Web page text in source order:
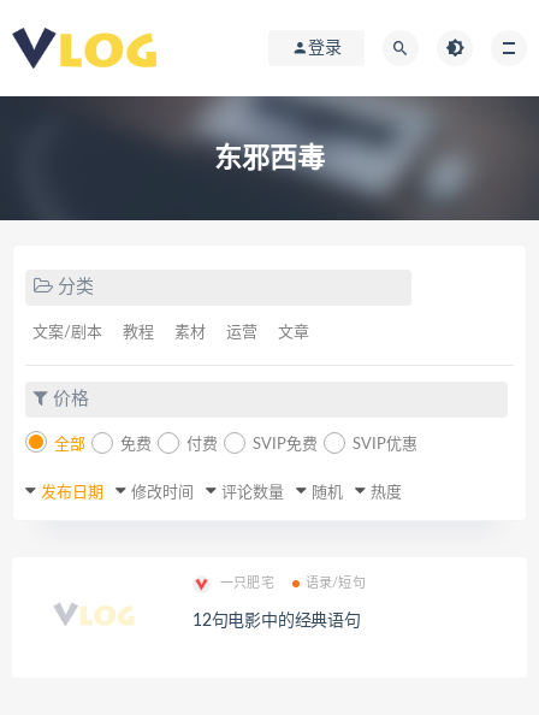
登录
东邪西毒
分类
文案/剧本 教程 素材 运营 文章
价格
全部 免费 付费 SVIP免费 SVIP优惠
发布日期 修改时间 评论数量 随机 热度
一只肥宅 语录/短句
12句电影中的经典语句